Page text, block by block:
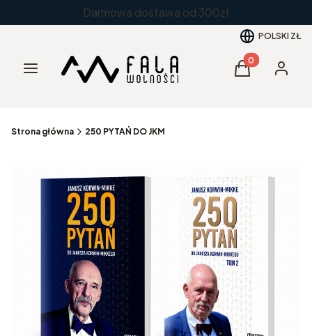
Darmowa dostawa od 300zł
POLSKI ZŁ
Menu Produkty w
Koszyk
Strona główna 250 PYTAŃ DO JKM